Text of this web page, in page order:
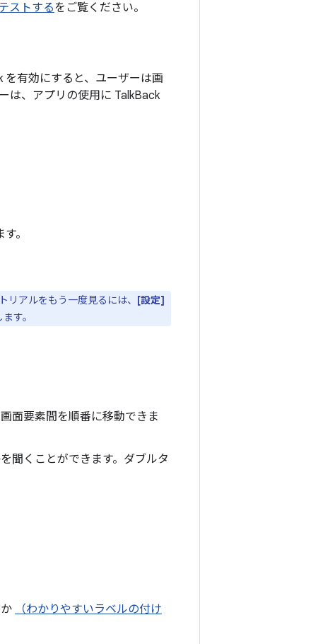
ストするをご覧ください。
を有効にすると、ユーザーは画
は、アプリの使用に TalkBack
。
アルをもう一度見るには、 [設定]
す。
面要素間を順番に移動できま
聞くことができます。ダブルタ
（わかりやすいラベルの付け